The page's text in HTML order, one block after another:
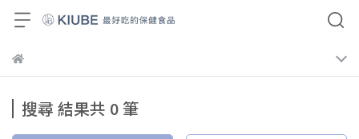
搜尋 結果共 0 筆